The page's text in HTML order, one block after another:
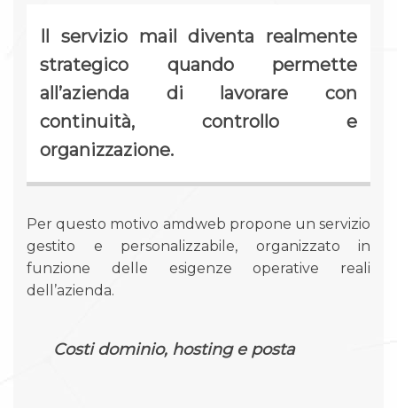
Il servizio mail diventa realmente
strategico quando permette
all’azienda di lavorare con
continuità, controllo e
organizzazione.
Per questo motivo amdweb propone un servizio
gestito e personalizzabile, organizzato in
funzione delle esigenze operative reali
dell’azienda.
Costi dominio, hosting e posta